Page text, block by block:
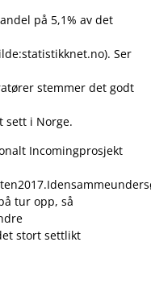
på 5,1% av det
Ser
stemmer det godt
sett i Norge.
Incomingprosjekt
tur opp, så
stort settlikt